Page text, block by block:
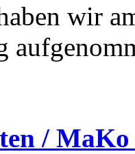
wir
/